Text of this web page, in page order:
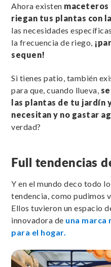
Ahora existen maceteros
riegan tus plantas con
las necesidades
la frecuencia de riego,
sequen!
Si tienes patio, también
para que, cuando llueva,
las plantas de tu jardín
necesitan y no gastar
verdad?
Full tendencias
Y en el mundo deco todo
tendencia, como pudimos
Ellos tuvieron un espacio
innovadora de una marca
para el hogar.